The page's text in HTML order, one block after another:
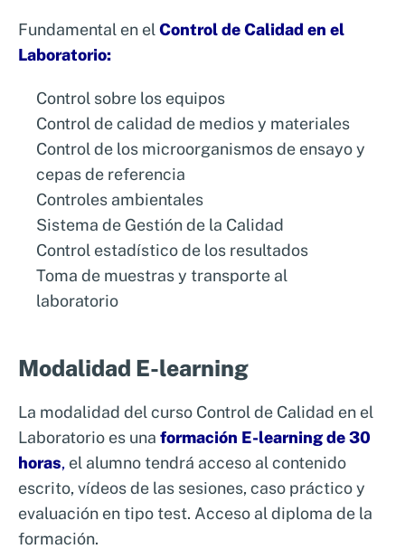
Fórmate con nuestro Curso de
Control de Calidad en el
Laboratorio
Este curso es ideal para profesionales que
buscan especializarse en el control de
calidad dentro del laboratorio. Con un
enfoque práctico y basado en casos reales,
recibirás formación de la mano de grandes
expertos del sector que te prepararán para
enfrentar desafíos del control de calidad en la
industria alimentaria.
Fundamental en el Control de Calidad en el
Laboratorio:
Control sobre los equipos
Control de calidad de medios y materiales
Control de los microorganismos de ensayo y
cepas de referencia
Controles ambientales
Sistema de Gestión de la Calidad
Control estadístico de los resultados
Toma de muestras y transporte al
laboratorio
Modalidad E-learning
La modalidad del curso Control de Calidad en el
Laboratorio es una formación E-learning de 30
horas, el alumno tendrá acceso al contenido
escrito, vídeos de las sesiones, caso práctico y
evaluación en tipo test. Acceso al diploma de la
formación.